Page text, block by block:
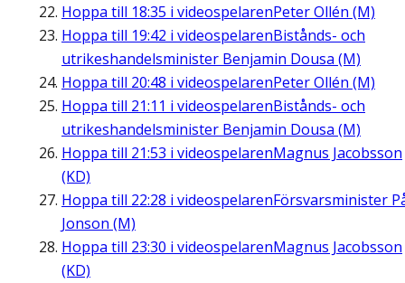
Hoppa till 18:35 i videospelarenPeter Ollén (M)
Hoppa till 19:42 i videospelarenBistånds- och
utrikeshandelsminister Benjamin Dousa (M)
Hoppa till 20:48 i videospelarenPeter Ollén (M)
Hoppa till 21:11 i videospelarenBistånds- och
utrikeshandelsminister Benjamin Dousa (M)
Hoppa till 21:53 i videospelarenMagnus Jacobsson
(KD)
Hoppa till 22:28 i videospelarenFörsvarsminister
Jonson (M)
Hoppa till 23:30 i videospelarenMagnus Jacobsson
(KD)